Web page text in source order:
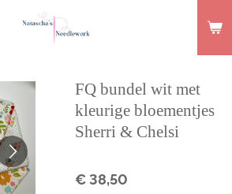
FQ bundel wit met
kleurige bloementjes
Sherri & Chelsi
€ 38,50